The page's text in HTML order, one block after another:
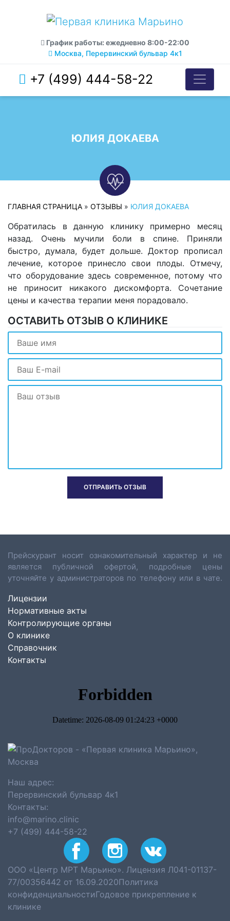
График работы: ежедневно 8:00-22:00
Москва, Перервинский бульвар 4к1
+7 (499) 444-58-22
ЮЛИЯ ДОКАЕВА
ГЛАВНАЯ СТРАНИЦА » ОТЗЫВЫ » ЮЛИЯ ДОКАЕВА
Обратилась в данную клинику примерно месяц
назад. Очень мучили боли в спине. Приняли
быстро, думала, будет дольше. Доктор прописал
лечение, которое принесло свои плоды. Отмечу,
что оборудование здесь современное, потому что
не приносит никакого дискомфорта. Сочетание
цены и качества терапии меня порадовало.
ОСТАВИТЬ ОТЗЫВ О КЛИНИКЕ
Прейскурант носит ознакомительный характер и не
является публичной офертой, подробные цены
уточняйте у администраторов по телефону или в чате.
Лицензии
Нормативные акты
Контролирующие органы
О клинике
Справочник
Контакты
Наш адрес:
Перервинский бульвар 4к1
Контакты:
info@marino.clinic
+7 (499) 444-58-22
ООО «Центр МРТ Марьино». Лицензия Л041-01137-
77/00356442 от 16.09.2020Политика
конфиденциальностиГодовое прикрепление к
клинике